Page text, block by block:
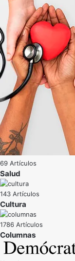
69 Artículos
Salud
143 Artículos
Cultura
1786 Artículos